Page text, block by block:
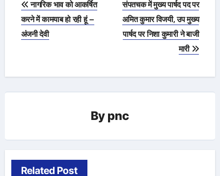
navigation
नागरिक भाव को आकर्षित
करने में कामयाब हो रही हूं –
अंजनी देवी
संपतचक में मुख्य पार्षद पद पर
अमित कुमार विजयी, उप मुख्य
पार्षद पर निशा कुमारी ने बाजी
मारी
By pnc
Related Post